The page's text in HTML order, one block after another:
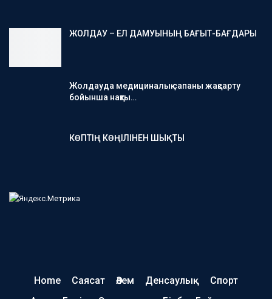
ЖОЛДАУ – ЕЛ ДАМУЫНЫҢ БАҒЫТ-БАҒДАРЫ
Жолдауда медициналық сапаны жақсарту
бойынша нақты…
КӨПТІҢ КӨҢІЛІНЕН ШЫҚТЫ
Home Саясат Әлем Денсаулық
Спорт